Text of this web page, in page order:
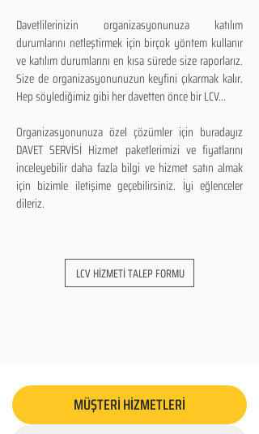
Davetlilerinizin organizasyonunuza katılım
durumlarını netleştirmek için birçok yöntem kullanır
ve katılım durumlarını en kısa sürede size raporlarız.
Size de organizasyonunuzun keyfini çıkarmak kalır.
Hep söylediğimiz gibi her davetten önce bir LCV...
Organizasyonunuza özel çözümler için buradayız
DAVET SERVİSİ Hizmet paketlerimizi ve fiyatlarını
inceleyebilir daha fazla bilgi ve hizmet satın almak
için bizimle iletişime geçebilirsiniz. İyi eğlenceler
dileriz.
LCV HİZMETİ TALEP FORMU
MÜŞTERİ HİZMETLERİ